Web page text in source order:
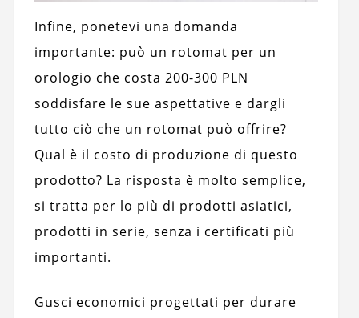
Infine, ponetevi una domanda
importante: può un rotomat per un
orologio che costa 200-300 PLN
soddisfare le sue aspettative e dargli
tutto ciò che un rotomat può offrire?
Qual è il costo di produzione di questo
prodotto? La risposta è molto semplice,
si tratta per lo più di prodotti asiatici,
prodotti in serie, senza i certificati più
importanti.
Gusci economici progettati per durare